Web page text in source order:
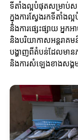
ទីតាំងល្អបំផុតសម្រាប់សក
ក្នុងការស្វែងរកទីតាំង
និងការផ្សេះផ្សាយ អ្ន
និងបរិយាកាសអន្ដរាគម
បង្ហាញពីតំបន់ដែលមាន
និងការសំឡេងខាងសង្គ